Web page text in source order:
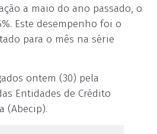
a maio do ano passado, o
Este desempenho foi o
para o mês na série
ontem (30) pela
Entidades de Crédito
(Abecip).